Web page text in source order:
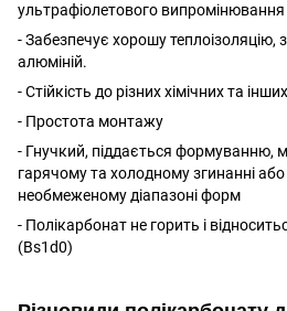
ультрафіолетового випромінювання
- Забезпечує хорошу
алюміній.
- Стійкість до різних хімічних та
- Простота монтажу
- Гнучкий, піддається формуванню,
гарячому та холодному згинанні
необмеженому діапазоні форм
- Полікарбонат не горить і
(Bs1d0)